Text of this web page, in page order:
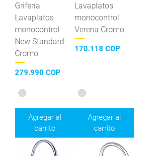
Grifería
Lavaplatos
monocontrol
New Standard
Cromo
Precio
279.990 COP
Agregar al
carrito
Lavaplatos
monocontrol
Verena Cromo
Precio
170.118 COP
Agregar al
carrito